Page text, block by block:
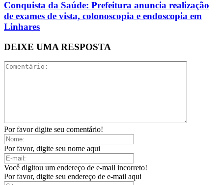
Conquista da Saúde: Prefeitura anuncia realização
de exames de vista, colonoscopia e endoscopia em
Linhares
DEIXE UMA RESPOSTA
Por favor digite seu comentário!
Por favor, digite seu nome aqui
Você digitou um endereço de e-mail incorreto!
Por favor, digite seu endereço de e-mail aqui